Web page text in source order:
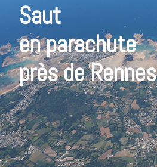
Saut
en parachute
près de Rennes